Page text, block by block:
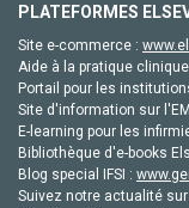
PLATEFORMES
Site e-commerce :
Aide à la pratique
Portail pour les
Site d'information sur
E-learning pour les
Bibliothèque d'e-books
Blog special IFSI :
Suivez notre actualité